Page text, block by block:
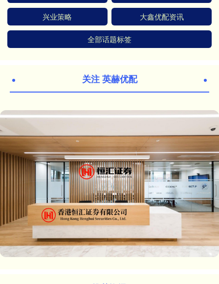
兴业策略 大鑫优配资讯
全部话题标签
关注 英赫优配